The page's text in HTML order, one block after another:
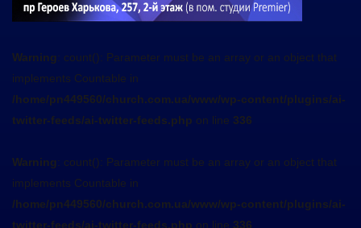
Warning: count(): Parameter must be an array or an object that
implements Countable in
/home/pn449560/church.com.ua/www/wp-content/plugins/ai-
twitter-feeds/ai-twitter-feeds.php on line 336
Warning: count(): Parameter must be an array or an object that
implements Countable in
/home/pn449560/church.com.ua/www/wp-content/plugins/ai-
twitter-feeds/ai-twitter-feeds.php on line 336